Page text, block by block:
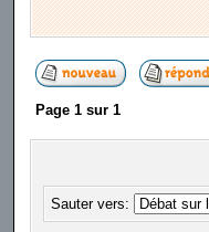
Page 1sur 1
Sauter vers: